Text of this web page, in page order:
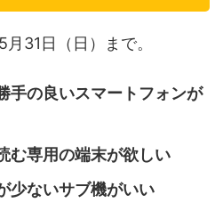
31日（日）まで。
手の良いスマートフォンが
む専用の端末が欲しい
少ないサブ機がいい